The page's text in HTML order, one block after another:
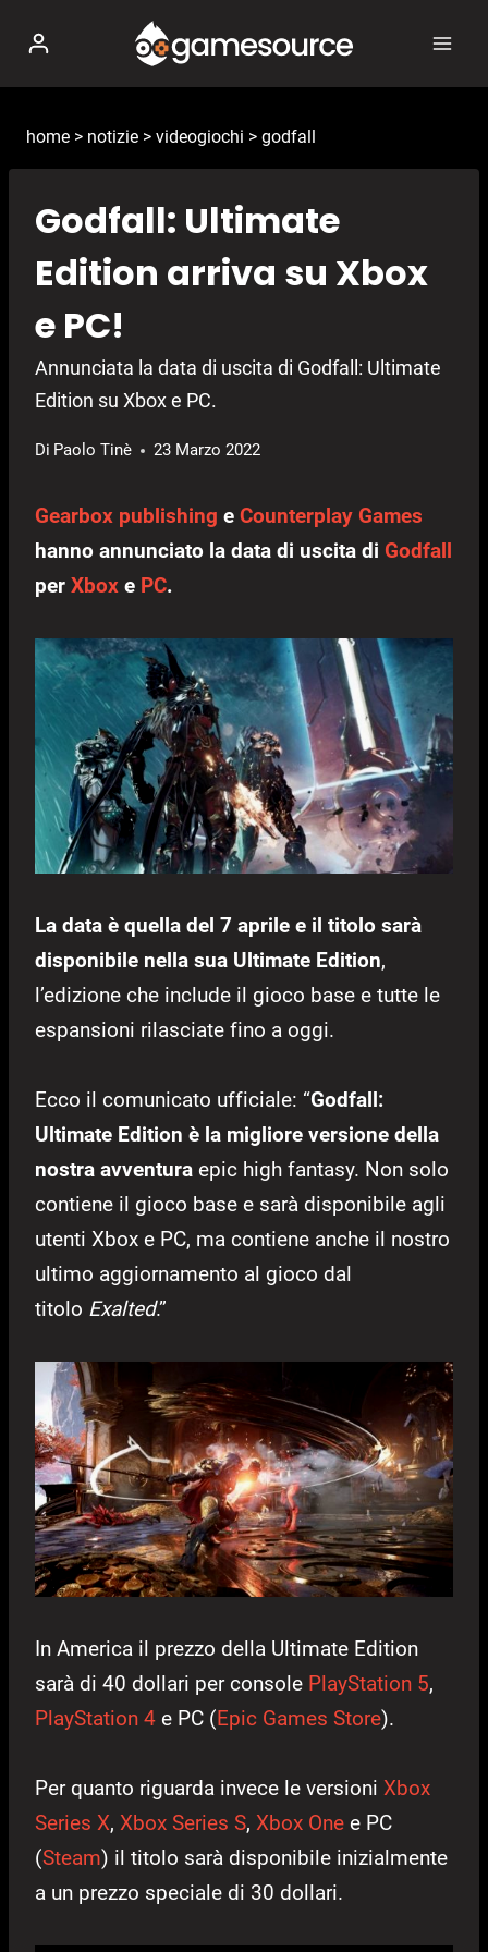
contenuto
home > notizie > videogiochi > godfall
Godfall: Ultimate
Edition arriva su Xbox
e PC!
Annunciata la data di uscita di Godfall: Ultimate
Edition su Xbox e PC.
Di Paolo Tinè 23 Marzo 2022
Gearbox publishing e Counterplay Games
hanno annunciato la data di uscita di Godfall
per Xbox e PC.
La data è quella del 7 aprile e il titolo sarà
disponibile nella sua Ultimate Edition,
l’edizione che include il gioco base e tutte le
espansioni rilasciate fino a oggi.
Ecco il comunicato ufficiale: “Godfall:
Ultimate Edition è la migliore versione della
nostra avventura epic high fantasy. Non solo
contiene il gioco base e sarà disponibile agli
utenti Xbox e PC, ma contiene anche il nostro
ultimo aggiornamento al gioco dal
titolo Exalted.”
In America il prezzo della Ultimate Edition
sarà di 40 dollari per console PlayStation 5,
PlayStation 4 e PC (Epic Games Store).
Per quanto riguarda invece le versioni Xbox
Series X, Xbox Series S, Xbox One e PC
(Steam) il titolo sarà disponibile inizialmente
a un prezzo speciale di 30 dollari.